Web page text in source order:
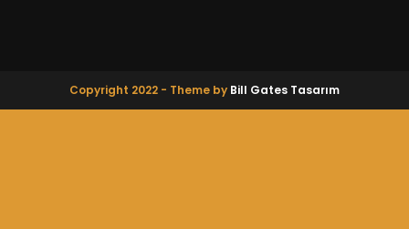
Copyright 2022 - Theme by Bill Gates Tasarım